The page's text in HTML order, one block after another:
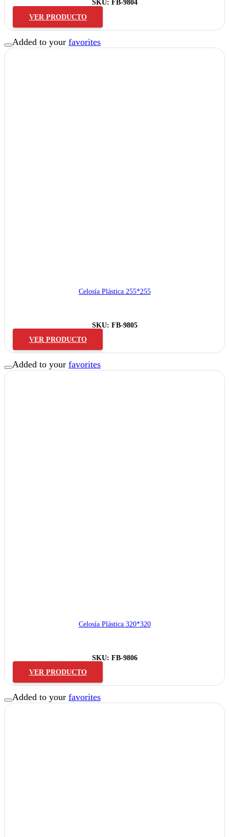
SKU: FB-9804
VER PRODUCTO
Added to your favorites
Celosía Plástica 255*255
SKU: FB-9805
VER PRODUCTO
Added to your favorites
Celosía Plástica 320*320
SKU: FB-9806
VER PRODUCTO
Added to your favorites